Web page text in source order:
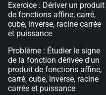
Exercice : Dériver un produit
de fonctions affine, carré,
cube, inverse, racine carrée
et puissance
Problème : Étudier le signe
de la fonction dérivée d'un
produit de fonctions affine,
carré, cube, inverse, racine
carrée et puissance